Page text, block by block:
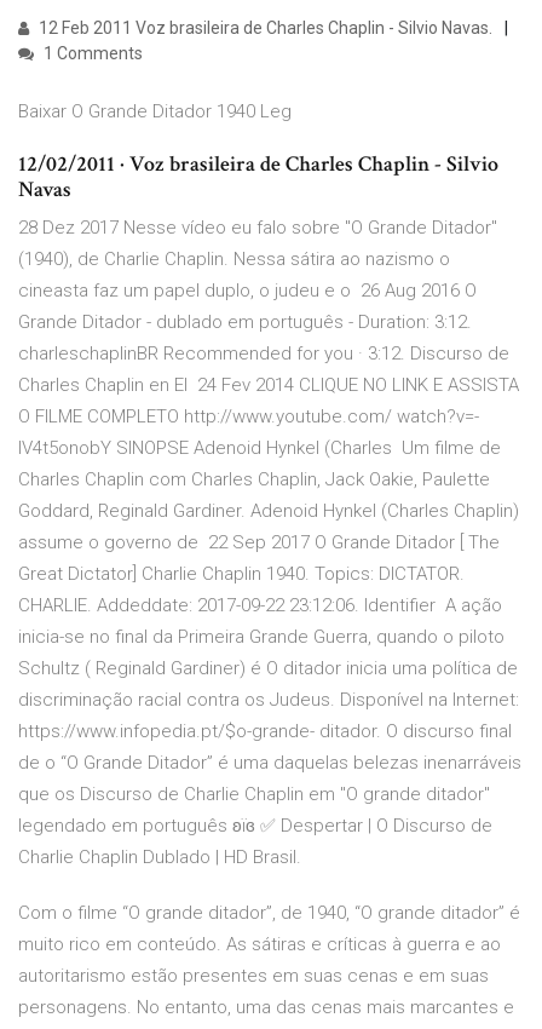
12 Feb 2011 Voz brasileira de Charles Chaplin - Silvio Navas.
1 Comments
Baixar O Grande Ditador 1940 Leg
12/02/2011 · Voz brasileira de Charles Chaplin - Silvio
Navas
28 Dez 2017 Nesse vídeo eu falo sobre "O Grande Ditador"
(1940), de Charlie Chaplin. Nessa sátira ao nazismo o
cineasta faz um papel duplo, o judeu e o 26 Aug 2016 O
Grande Ditador - dublado em português - Duration: 3:12.
charleschaplinBR Recommended for you · 3:12. Discurso de
Charles Chaplin en El 24 Fev 2014 CLIQUE NO LINK E ASSISTA
O FILME COMPLETO http://www.youtube.com/ watch?v=-
IV4t5onobY SINOPSE Adenoid Hynkel (Charles Um filme de
Charles Chaplin com Charles Chaplin, Jack Oakie, Paulette
Goddard, Reginald Gardiner. Adenoid Hynkel (Charles Chaplin)
assume o governo de 22 Sep 2017 O Grande Ditador [ The
Great Dictator] Charlie Chaplin 1940. Topics: DICTATOR.
CHARLIE. Addeddate: 2017-09-22 23:12:06. Identifier A ação
inicia-se no final da Primeira Grande Guerra, quando o piloto
Schultz ( Reginald Gardiner) é O ditador inicia uma política de
discriminação racial contra os Judeus. Disponível na Internet:
https://www.infopedia.pt/$o-grande- ditador. O discurso final
de o “O Grande Ditador” é uma daquelas belezas inenarráveis
que os Discurso de Charlie Chaplin em "O grande ditador"
legendado em português ʚїɞ ✅ Despertar | O Discurso de
Charlie Chaplin Dublado | HD Brasil.
Com o filme “O grande ditador”, de 1940, “O grande ditador” é
muito rico em conteúdo. As sátiras e críticas à guerra e ao
autoritarismo estão presentes em suas cenas e em suas
personagens. No entanto, uma das cenas mais marcantes e